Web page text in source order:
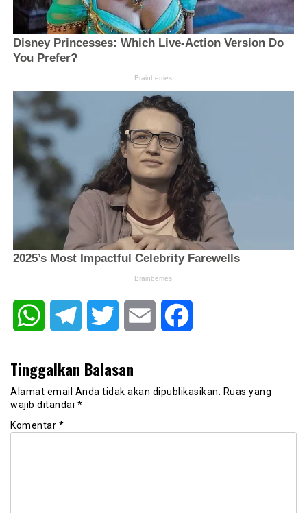
WhatsAppTelegram Twitter Email
Tinggalkan Balasan
Alamat email Anda tidak akan dipublikasikan. Ruas yang
wajib ditandai *
Komentar *